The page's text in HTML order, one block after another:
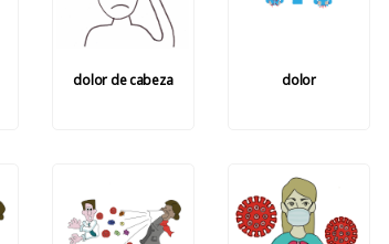
dolor de cabeza dolor